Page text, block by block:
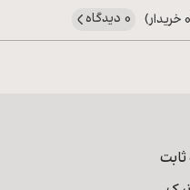
0 دیدگاه